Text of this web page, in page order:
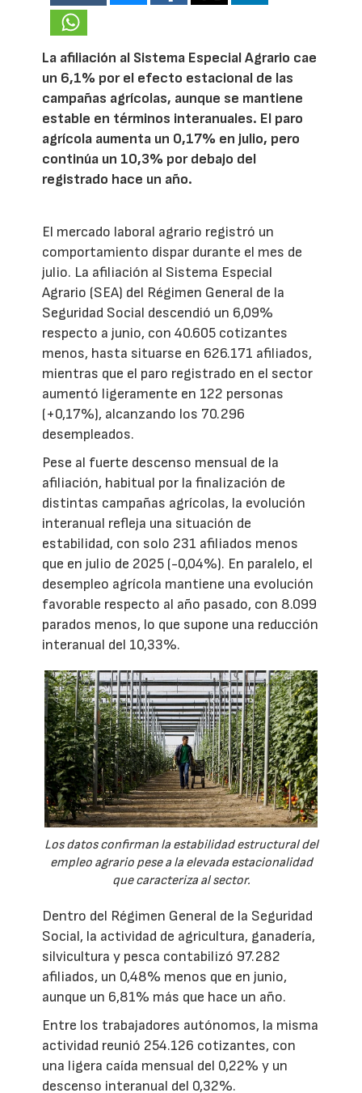
La afiliación al Sistema Especial Agrario cae
un 6,1% por el efecto estacional de las
campañas agrícolas, aunque se mantiene
estable en términos interanuales. El paro
agrícola aumenta un 0,17% en julio, pero
continúa un 10,3% por debajo del
registrado hace un año.
El mercado laboral agrario registró un
comportamiento dispar durante el mes de
julio. La afiliación al Sistema Especial
Agrario (SEA) del Régimen General de la
Seguridad Social descendió un 6,09%
respecto a junio, con 40.605 cotizantes
menos, hasta situarse en 626.171 afiliados,
mientras que el paro registrado en el sector
aumentó ligeramente en 122 personas
(+0,17%), alcanzando los 70.296
desempleados.
Pese al fuerte descenso mensual de la
afiliación, habitual por la finalización de
distintas campañas agrícolas, la evolución
interanual refleja una situación de
estabilidad, con solo 231 afiliados menos
que en julio de 2025 (-0,04%). En paralelo, el
desempleo agrícola mantiene una evolución
favorable respecto al año pasado, con 8.099
parados menos, lo que supone una reducción
interanual del 10,33%.
Los datos confirman la estabilidad estructural del
empleo agrario pese a la elevada estacionalidad
que caracteriza al sector.
Dentro del Régimen General de la Seguridad
Social, la actividad de agricultura, ganadería,
silvicultura y pesca contabilizó 97.282
afiliados, un 0,48% menos que en junio,
aunque un 6,81% más que hace un año.
Entre los trabajadores autónomos, la misma
actividad reunió 254.126 cotizantes, con
una ligera caída mensual del 0,22% y un
descenso interanual del 0,32%.